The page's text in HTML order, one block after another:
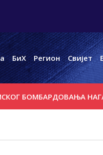
БиХ Регион Свијет